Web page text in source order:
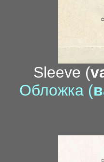
Sleeve (
Обложка (